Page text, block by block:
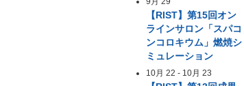
【RIST】第15回オン
ラインサロン「スパコ
ンコロキウム」燃焼シ
ミュレーション
10月 22 - 10月 23